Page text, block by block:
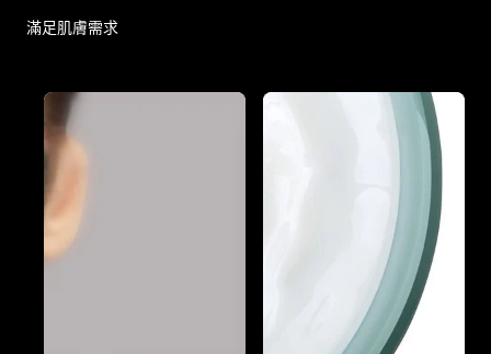
滿足肌膚需求